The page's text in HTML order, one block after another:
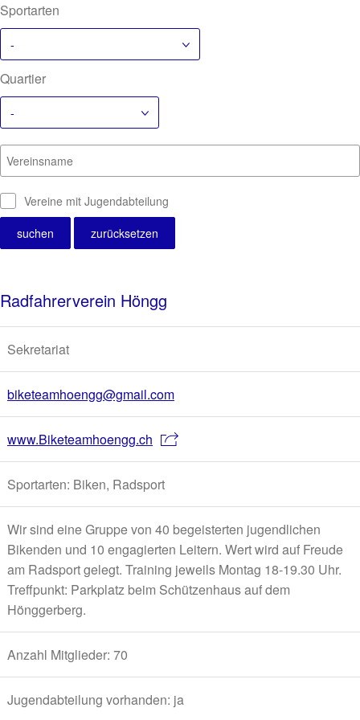
Sportarten
-
Quartier
-
Vereinsname
Vereine mit Jugendabteilung
Radfahrerverein Höngg
Sekretariat
biketeamhoengg@gmail.com
www.Biketeamhoengg.ch
Sportarten: Biken, Radsport
Wir sind eine Gruppe von 40 begeisterten jugendlichen
Bikenden und 10 engagierten Leitern. Wert wird auf Freude
am Radsport gelegt. Training jeweils Montag 18-19.30 Uhr.
Treffpunkt: Parkplatz beim Schützenhaus auf dem
Hönggerberg.
Anzahl Mitglieder: 70
Jugendabteilung vorhanden: ja